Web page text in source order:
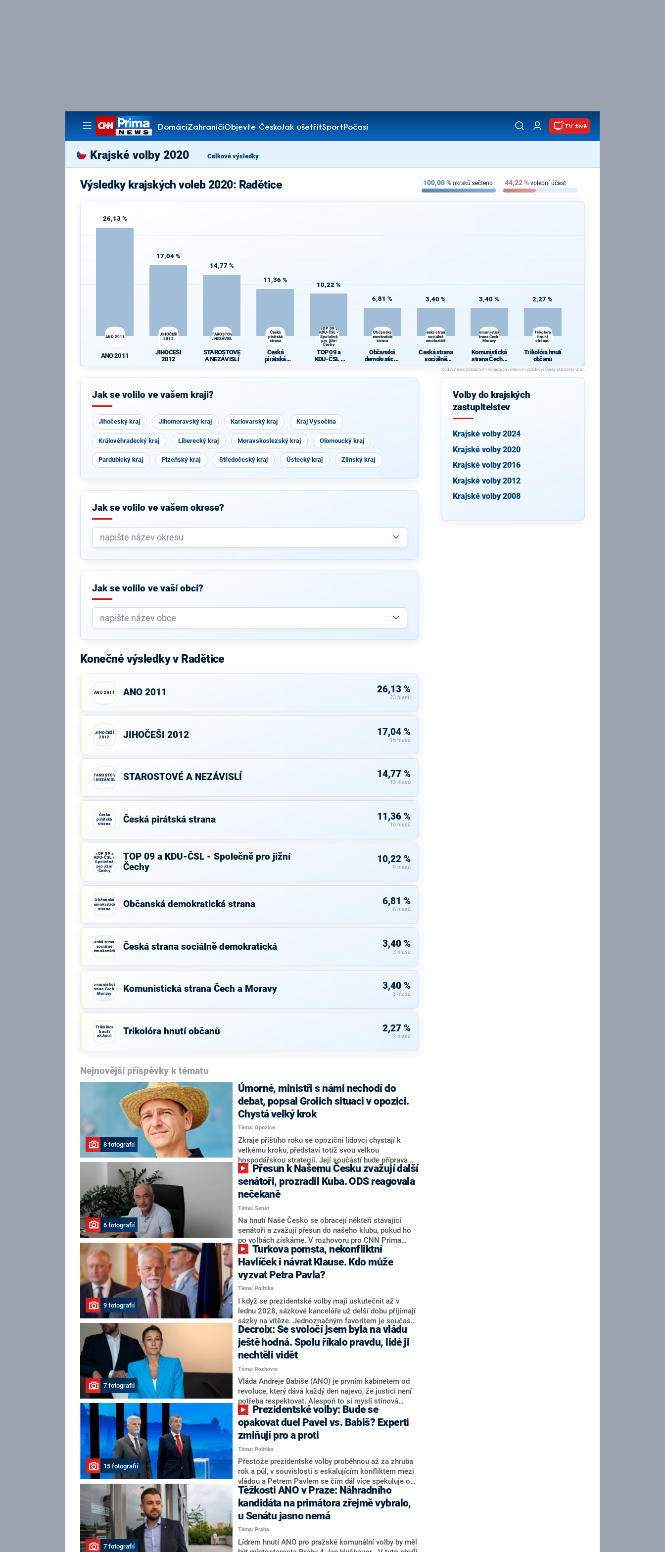
DomácíZahraničíObjevte ČeskoJak ušetřitSportPočasí
Pořady
TV živě
Krajské volby 2020 Celkové výsledky
Výsledky krajských voleb 2020: Radětice 100,00% okrsků sečteno 44,22% volební účast
26,13 %
ANO 2011
ANO 2011
17,04 %
JIHOČEŠI
2012
JIHOČEŠI
2012
14,77 %
STAROSTOVÉ
A NEZÁVISLÍ
STAROSTOVÉ
A NEZÁVISLÍ
11,36 %
Česká
pirátská
strana
Česká
pirátská
10,22 %
TOP 09 a
KDU-ČSL -
Společně
pro jižní
Čechy
TOP 09 a
KDU-ČSL -
6,81 %
Občanská
demokratická
strana
Občanská
demokratická
strana
3,40 %
Česká strana
sociálně
demokratická
Česká strana
sociálně
demokratická
3,40 %
Komunistická
strana Čech a
Moravy
Komunistická
strana Čech a
Moravy
2,27 %
Trikolóra
hnutí
občanů
Trikolóra hnutí
občanů
Jak se volilo ve vašem kraji?
Jihočeský kraj Jihomoravský kraj Karlovarský kraj Kraj Vysočina
Královéhradecký kraj Liberecký kraj Moravskoslezský kraj Olomoucký kraj
Pardubický kraj Plzeňský kraj Středočeský kraj Ústecký kraj Zlínský kraj
Jak se volilo ve vašem okrese?
Jak se volilo ve vaší obci?
Konečné výsledky v Radětice
ANO 2011 ANO 2011 26,13 %
23 hlasů
JIHOČEŠI
2012
JIHOČEŠI 2012 17,04 %
15 hlasů
STAROSTOVÉ
A NEZÁVISLÍ
STAROSTOVÉ A NEZÁVISLÍ 14,77 %
13 hlasů
Česká
pirátská
strana
Česká pirátská strana 11,36 %
10 hlasů
TOP 09 a
KDU-ČSL -
Společně
pro jižní
Čechy
TOP 09 a KDU-ČSL - Společně pro jižní
Čechy
10,22 %
9 hlasů
Občanská
demokratická
strana
Občanská demokratická strana 6,81 %
6 hlasů
Česká strana
sociálně
demokratická
Česká strana sociálně demokratická 3,40 %
3 hlasů
Komunistická
strana Čech a
Moravy
Komunistická strana Čech a Moravy 3,40 %
3 hlasů
Trikolóra
hnutí
občanů
Trikolóra hnutí občanů 2,27 %
2 hlasů
Nejnovější příspěvky k tématu
8 fotografií
Úmorné, ministři s námi nechodí do
debat, popsal Grolich situaci v opozici.
Chystá velký krok
Téma: Opozice
Zkraje příštího roku se opoziční lidovci chystají k
velkému kroku, představí totiž svou velkou
hospodářskou strategii. Její součástí bude příprava na
stárnutí populace, řekl ve středu na setkání s novináři
nový předseda lidovců Jan Grolich. Ten zároveň v
senátních volbách kandiduje ve Vyškově. Popsal i
aktivitu opozice, o níž vládní strany nebo političtí
komentátoři mluví jako o slabé a v defenzivě. „Je to
úmorná práce upozorňovat na chyby vlády. Ministři s
námi navíc nechodí do debat. Chceme ale ukazovat
svoje témata,“ odpověděl Grolich na dotaz CNN Prima
NEWS.
6 fotografií
senátoři, prozradil Kuba. ODS reagovala
nečekaně
Téma: Senát
Na hnutí Naše Česko se obracejí někteří stávající
senátoři a zvažují přesun do našeho klubu, pokud ho
po volbách získáme. V rozhovoru pro CNN Prima
NEWS to řekl zakladatel hnutí a jihočeský hejtman
Martin Kuba. Konkrétní nebyl, ale získat by takto mohl
například senátora Zdeňka Hrabu, který je dnes
součástí klubu ODS a TOP 09. Hraba to na dotaz
redakce nevyloučil. Předseda klubu senátorů ODS
Zdeněk Nytra redakci řekl, že počítá s odchodem
některých senátorů z klubu a že Naše Česko není
nepřítel, ale soupeř.
9 fotografií
Havlíček i návrat Klause. Kdo může
vyzvat Petra Pavla?
Téma: Politika
I když se prezidentské volby mají uskutečnit až v
lednu 2028, sázkové kanceláře už delší dobu přijímají
sázky na vítěze. Jednoznačným favoritem je současná
hlava státu Petr Pavel. Daleko za ním pak bookmakeři
zmiňují dva výrazné politiky ANO, tedy premiéra
Andreje Babiše a ministra průmyslu Karla Havlíčka.
Oblíbeným tipem samotných sázkařů je poslanec za
Motoristy Filip Turek. Politolog Jan Kubáček nicméně
o případné kandidatuře kohokoliv ze zmíněné trojice
značně pochybuje. Podle něj současná koalice dosud
nemá osobu, která by Pavlovi mohla konkurovat.
7 fotografií
Decroix: Se svoločí jsem byla na vládu
ještě hodná. Spolu říkalo pravdu, lidé ji
nechtěli vidět
Téma: Rozhovor
Vláda Andreje Babiše (ANO) je prvním kabinetem od
revoluce, který dává každý den najevo, že justici není
potřeba respektovat. Alespoň to si myslí stínová
ministryně spravedlnosti ODS Eva Decroix. V
rozhovoru pro CNN Prima NEWS si nebrala servítky
ohledně politického výkonu svého nástupce Jeronýma
Tejce (za ANO) či vládní zmocněnkyně pro lidská
práva Taťány Malé (ANO). Označením „svoloč“ na
adresu vlády prý byla ještě hodná. Decroix se také
vrátila k volební porážce koalice Spolu či promluvila o
hnutí Naše Česko Martina Kuby.
15 fotografií
opakovat duel Pavel vs. Babiš? Experti
zmiňují pro a proti
Téma: Politika
Přestože prezidentské volby proběhnou až za zhruba
rok a půl, v souvislosti s eskalujícím konfliktem mezi
vládou a Petrem Pavlem se čím dál více spekuluje o
tom, koho by do bitvy o Hrad mohla vyslat současná
koalice. Někteří političtí komentátoři znovu vytahují
jméno premiéra Andreje Babiše (ANO). Jak moc je
pravděpodobné, že se v prezidentských volbách 2028
bude znovu opakovat souboj z roku 2023?
7 fotografií
Těžkosti ANO v Praze: Náhradního
kandidáta na primátora zřejmě vybralo,
u Senátu jasno nemá
Téma: Praha
Lídrem hnutí ANO pro pražské komunální volby by měl
Volby do krajských
zastupitelstev
Krajské volby 2024
Krajské volby 2020
Krajské volby 2016
Krajské volby 2012
Krajské volby 2008